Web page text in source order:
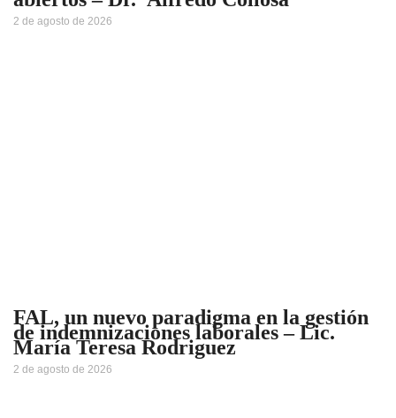
2 de agosto de 2026
FAL, un nuevo paradigma en la gestión
de indemnizaciones laborales – Lic.
María Teresa Rodriguez
2 de agosto de 2026